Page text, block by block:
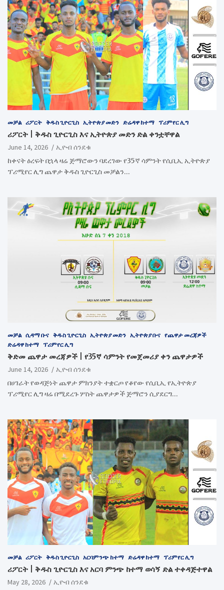
መቻል ሪፖርት ቅዱስ ጊዮርጊስ ኢትዮጵያ መድን ድሬዳዋ ከተማ ፕሪምየር ሊግ
ሪፖርት | ቅዱስ ጊዮርጊስ እና ኢትዮጵያ መድን ድል ቀንቷቸዋል
June 14, 2026
ኢዮብ ሰንደቁ
ከቀናት ዕረፍት በኋላ ዛሬ ጅማሮውን ባደረገው የ35ኛ ሳምንት የሲቢኢ ኢትዮጵያ
ፕሪሚየር ሊግ ጨዋታ ቅዱስ ጊዮርጊስ መቻልን…
መቻል ሲዳማ ቡና ቅዱስ ጊዮርጊስ ኢትዮጵያ መድን ኢትዮጵያ ቡና የጨዋታ መረጃዎች
ድሬዳዋ ከተማ ፕሪምየር ሊግ
ቅድመ ጨዋታ መረጃዎች | የ35ኛ ሳምንት የመጀመሪያ ቀን ጨዋታዎች
June 14, 2026
ኢዮብ ሰንደቁ
በሀገራት የወዳጅነት ጨዋታ ምክንያት ተቋርጦ የቆየው የሲቢኢ የኢትዮጵያ
ፕሪሚየር ሊግ ዛሬ በሚደረጉ ሦስት ጨዋታዎች ጅማሮን ሲያደርግ…
መቻል ሪፖርት ቅዱስ ጊዮርጊስ አርባምንጭ ከተማ ድሬዳዋ ከተማ ፕሪምየር ሊግ
ሪፖርት | ቅዱስ ጊዮርጊስ እና አርባ ምንጭ ከተማ ወሳኝ ድል ተቀዳጅተዋል
May 28, 2026
ኢዮብ ሰንደቁ